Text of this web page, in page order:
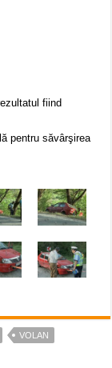
fiind
pentru săvârşirea
VOLAN